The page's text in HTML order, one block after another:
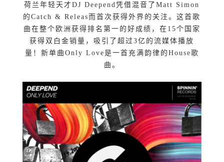
荷兰年轻天才DJ Deepend凭借混音了Matt Simon
的Catch & Releas而首次获得外界的关注。这首歌
曲在整个欧洲获得排名第一的好成绩，在15个国家
获得双白金销量，吸引了超过3亿的流媒体播放
量！新单曲Only Love是一首充满韵律的House歌
曲。